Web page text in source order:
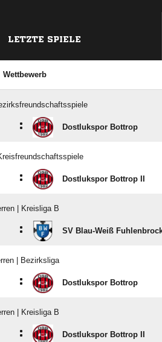
LETZTE SPIELE
Wettbewerb
: Dostlukspor Bottrop
: Dostlukspor Bottrop II
| Kreisliga B
: SV Blau-Weiß Fuhlenbrock
| Bezirksliga
: Dostlukspor Bottrop
| Kreisliga B
: Dostlukspor Bottrop II